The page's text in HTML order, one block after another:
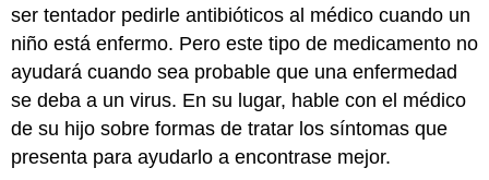
ser tentador pedirle antibióticos al médico cuando un
niño está enfermo. Pero este tipo de medicamento no
ayudará cuando sea probable que una enfermedad
se deba a un virus. En su lugar, hable con el médico
de su hijo sobre formas de tratar los síntomas que
presenta para ayudarlo a encontrase mejor.